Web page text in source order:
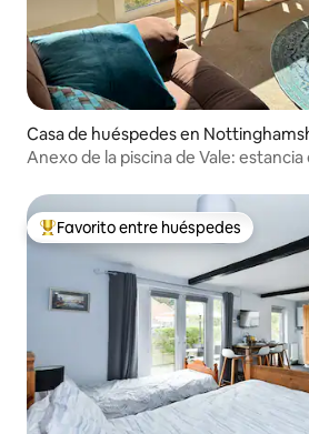
Casa de huéspedes en
Anexo de la piscina de Vale: estancia
De los mejores en Favorito entre
Favorito entre huéspedes